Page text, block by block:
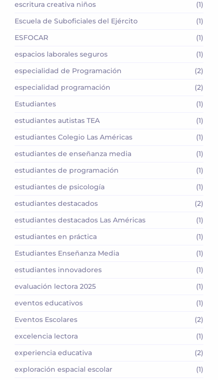
escritura creativa niños
(1)
Escuela de Suboficiales del Ejército
(1)
ESFOCAR
(1)
espacios laborales seguros
(1)
especialidad de Programación
(2)
especialidad programación
(2)
Estudiantes
(1)
estudiantes autistas TEA
(1)
estudiantes Colegio Las Américas
(1)
estudiantes de enseñanza media
(1)
estudiantes de programación
(1)
estudiantes de psicología
(1)
estudiantes destacados
(2)
estudiantes destacados Las Américas
(1)
estudiantes en práctica
(1)
Estudiantes Enseñanza Media
(1)
estudiantes innovadores
(1)
evaluación lectora 2025
(1)
eventos educativos
(1)
Eventos Escolares
(2)
excelencia lectora
(1)
experiencia educativa
(2)
exploración espacial escolar
(1)